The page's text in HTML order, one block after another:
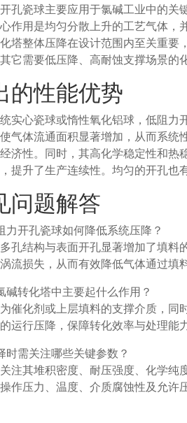
孔瓷球主要应用于氯碱工业中的
作用是均匀分散上升的工艺气体，
塔整体压降在设计范围内至关重要
它需要低压降、高耐蚀支撑场景的
的性能优势
实心瓷球或惰性氧化铝球，低阻力
气体流通面积显著增加，从而系
济性。同时，其高化学稳定性和热
提升了生产连续性。均匀的开孔也
问题解答
力开孔瓷球如何降低系统压降？
孔结构与表面开孔显著增加了填料
流损失，从而有效降低气体通过填
碱转化塔中主要起什么作用？
催化剂或上层填料的支撑介质，
运行压降，保障转化效率与处理能力
时需关注哪些关键参数？
注其堆积密度、耐压强度、化学
作压力、温度、介质腐蚀性及允许